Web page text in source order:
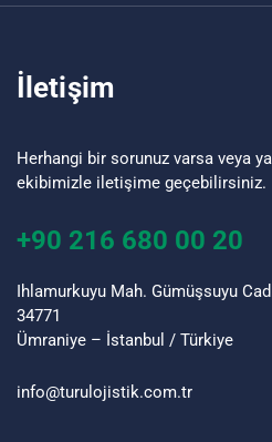
İletişim
Herhangi bir sorunuz varsa veya
ekibimizle iletişime geçebilirsiniz.
+90 216 680 00 20
Ihlamurkuyu Mah. Gümüşsuyu
34771
Ümraniye – İstanbul / Türkiye
info@turu lojistik.com.tr